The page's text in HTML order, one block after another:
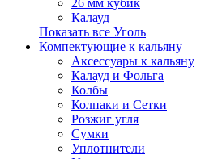
26 мм кубик
Калауд
Показать все Уголь
Компектующие к кальяну
Аксессуары к кальяну
Калауд и Фольга
Колбы
Колпаки и Сетки
Розжиг угля
Сумки
Уплотнители